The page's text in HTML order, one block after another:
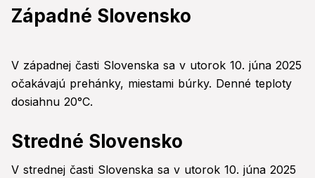
Západné Slovensko
V západnej časti Slovenska sa v utorok 10. júna 2025
očakávajú prehánky, miestami búrky. Denné teploty
dosiahnu 20°C.
Stredné Slovensko
V strednej časti Slovenska sa v utorok 10. júna 2025